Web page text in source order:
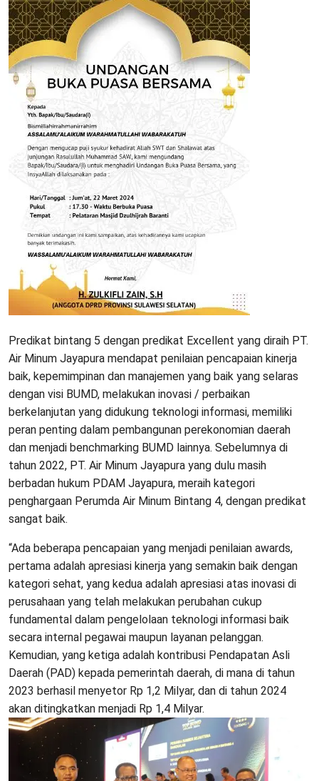
Predikat bintang 5 dengan predikat Excellent yang diraih PT.
Air Minum Jayapura mendapat penilaian pencapaian kinerja
baik, kepemimpinan dan manajemen yang baik yang selaras
dengan visi BUMD, melakukan inovasi / perbaikan
berkelanjutan yang didukung teknologi informasi, memiliki
peran penting dalam pembangunan perekonomian daerah
dan menjadi benchmarking BUMD lainnya. Sebelumnya di
tahun 2022, PT. Air Minum Jayapura yang dulu masih
berbadan hukum PDAM Jayapura, meraih kategori
penghargaan Perumda Air Minum Bintang 4, dengan predikat
sangat baik.
“Ada beberapa pencapaian yang menjadi penilaian awards,
pertama adalah apresiasi kinerja yang semakin baik dengan
kategori sehat, yang kedua adalah apresiasi atas inovasi di
perusahaan yang telah melakukan perubahan cukup
fundamental dalam pengelolaan teknologi informasi baik
secara internal pegawai maupun layanan pelanggan.
Kemudian, yang ketiga adalah kontribusi Pendapatan Asli
Daerah (PAD) kepada pemerintah daerah, di mana di tahun
2023 berhasil menyetor Rp 1,2 Milyar, dan di tahun 2024
akan ditingkatkan menjadi Rp 1,4 Milyar.